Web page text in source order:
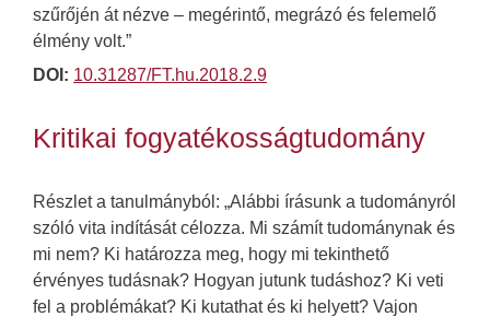
szűrőjén át nézve – megérintő, megrázó és felemelő
élmény volt.”
DOI: 10.31287/FT.hu.2018.2.9
Kritikai fogyatékosságtudomány
Részlet a tanulmányból: „Alábbi írásunk a tudományról
szóló vita indítását célozza. Mi számít tudománynak és
mi nem? Ki határozza meg, hogy mi tekinthető
érvényes tudásnak? Hogyan jutunk tudáshoz? Ki veti
fel a problémákat? Ki kutathat és ki helyett? Vajon